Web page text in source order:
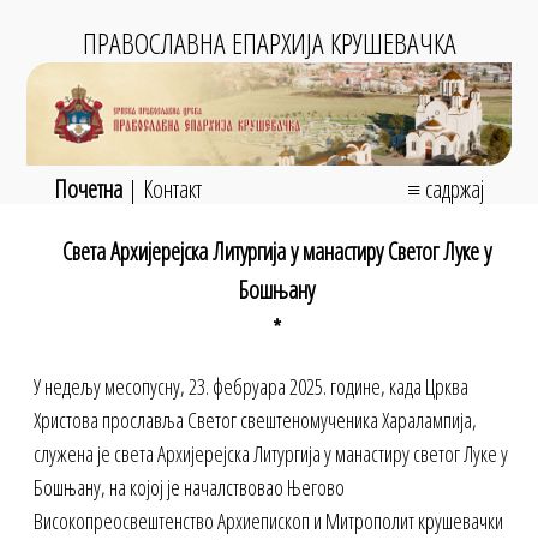
ПРАВОСЛАВНА ЕПАРХИЈА КРУШЕВАЧКА
Почетна| Контакт
≡ садржај
Света Архијерејска Литургија у манастиру Светог Луке у
Бошњану
*
У недељу месопусну, 23. фебруара 2025. године, када Црква
Христова прославља Светог свештеномученика Харалампија,
служена је света Архијерејска Литургија у манастиру светог Луке у
Бошњану, на којој је началствовао Његово
Високопреосвештенство Архиепископ и Митрополит крушевачки